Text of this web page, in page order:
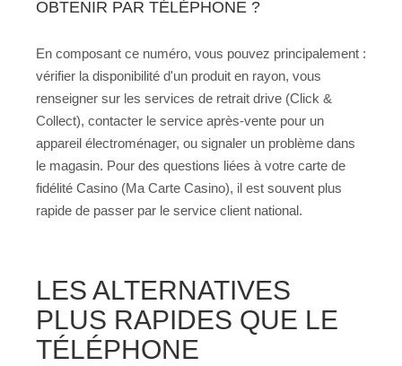
OBTENIR PAR TÉLÉPHONE ?
En composant ce numéro, vous pouvez principalement :
vérifier la disponibilité d'un produit en rayon, vous
renseigner sur les services de retrait drive (Click &
Collect), contacter le service après-vente pour un
appareil électroménager, ou signaler un problème dans
le magasin. Pour des questions liées à votre carte de
fidélité Casino (Ma Carte Casino), il est souvent plus
rapide de passer par le service client national.
LES ALTERNATIVES
PLUS RAPIDES QUE LE
TÉLÉPHONE